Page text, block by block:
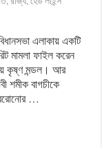
এলাকায় একটি
মামলা ফাইল করেন
কৃষ্ণ মন্ডল। আর
শমীক বাগচীকে
…